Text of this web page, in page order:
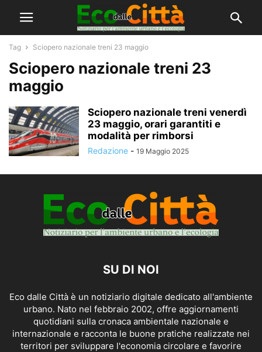
Tag Sciopero nazionale treni 23 maggio
Sciopero nazionale treni 23
maggio
Sciopero nazionale treni venerdì
23 maggio, orari garantiti e
modalità per rimborsi
Redazione - 19 Maggio 2025
SU DI NOI
Eco dalle Città è un notiziario digitale dedicato all'ambiente
urbano. Nato nel febbraio 2002, offre aggiornamenti
quotidiani sulla cronaca ambientale nazionale e
internazionale e racconta le buone pratiche realizzate nei
territori per sviluppare l'economia circolare e favorire